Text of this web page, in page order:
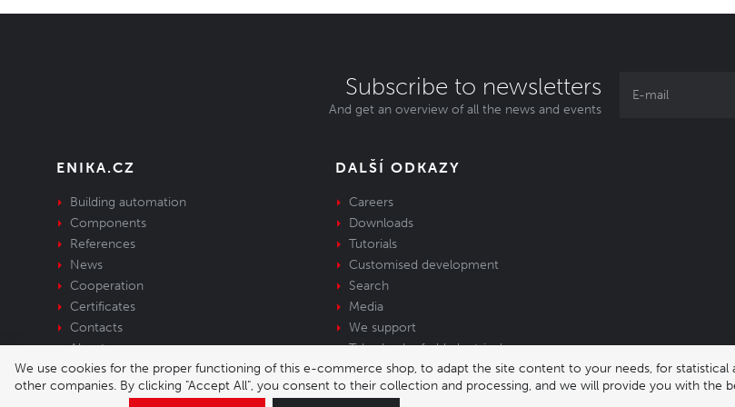
Subscribe to newsletters
And get an overview of all the news and events
ENIKA.CZ
Building automation
Components
References
News
Cooperation
Certificates
Contacts
About us
DALŠÍ ODKAZY
Careers
Downloads
Tutorials
Customised development
Search
Media
We support
Take-back of old electrical
equipment/batteries
We use cookies for the proper functioning of this e-commerce shop, to adapt the site content to your needs, for
other companies. By clicking "Accept All", you consent to their collection and processing, and we will provide you with the